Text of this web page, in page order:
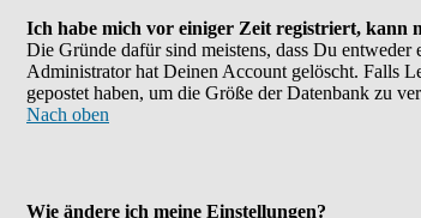
Ich habe mich vor einiger Zeit registriert, kann
Die Gründe dafür sind meistens, dass Du
Administrator hat Deinen Account gelöscht. Falls
gepostet haben, um die Größe der Datenbank zu
Nach oben
Wie ändere ich meine Einstellungen?